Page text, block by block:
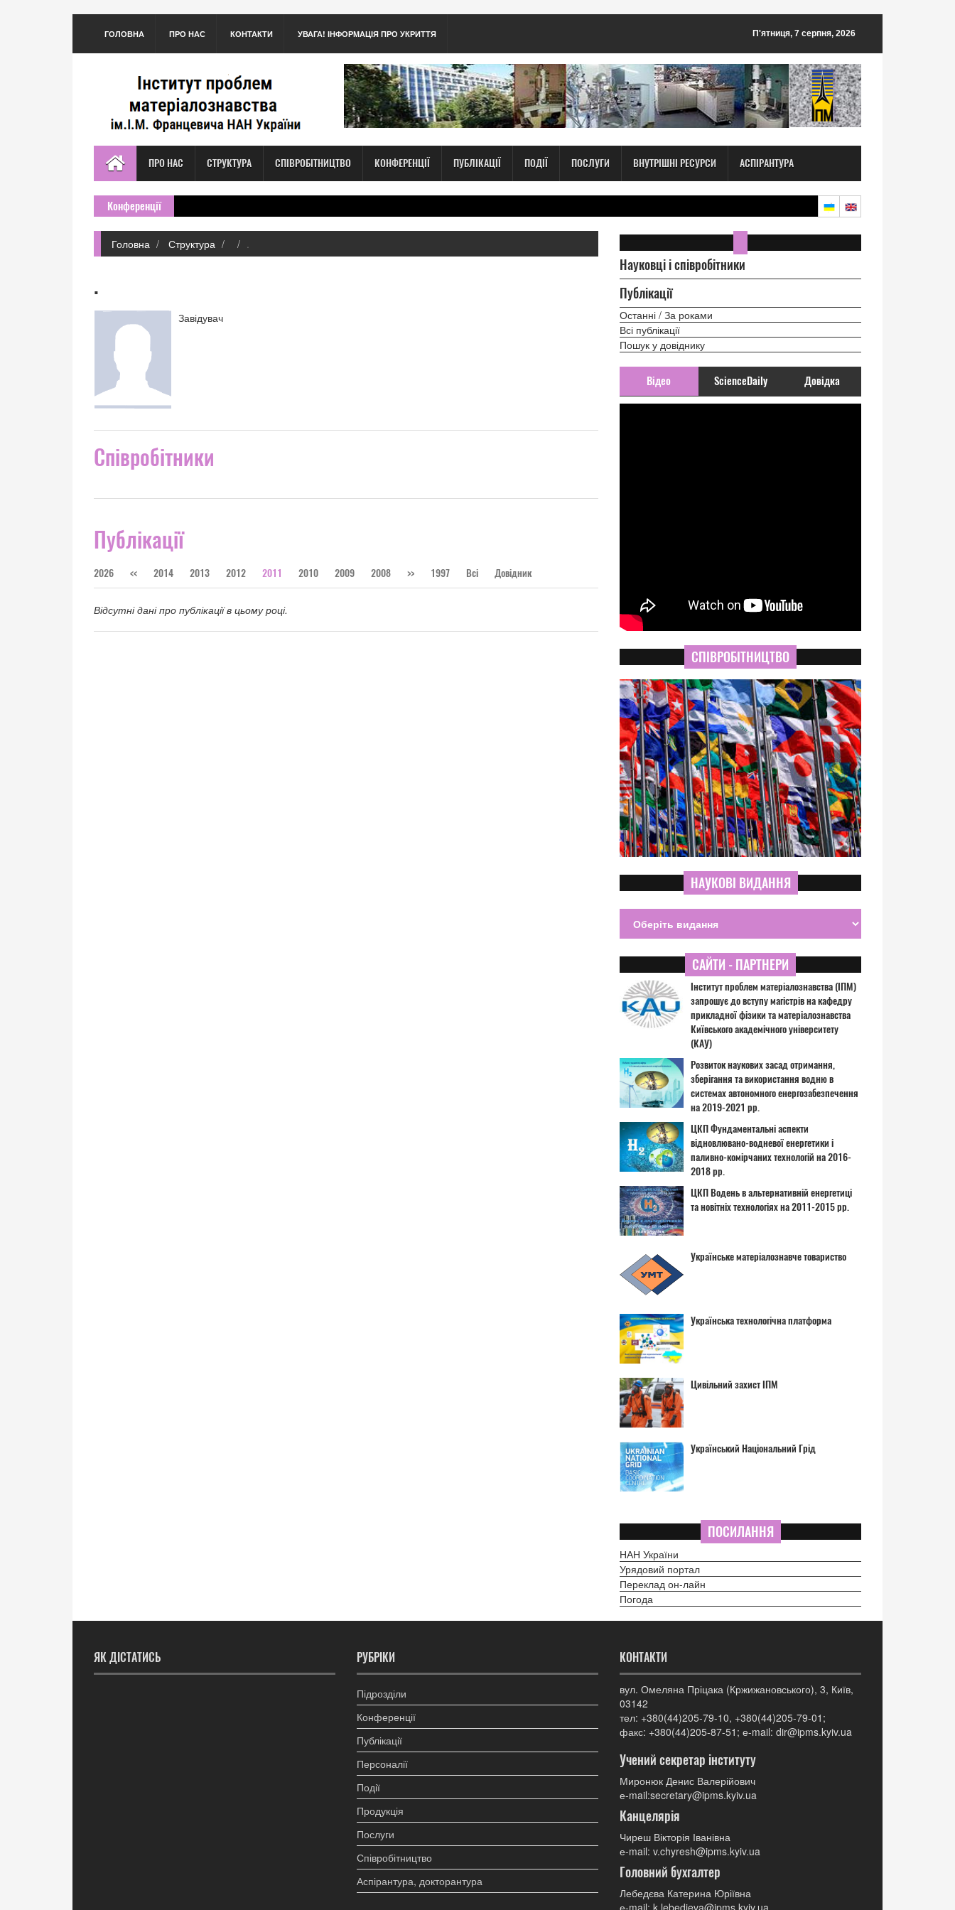
ГОЛОВНА ПРО НАС КОНТАКТИ УВАГА! ІНФОРМАЦІЯ ПРО УКРИТТЯ П'ятниця, 7 серпня, 2026
ПРО НАС СТРУКТУРА СПІВРОБІТНИЦТВО КОНФЕРЕНЦІЇ ПУБЛІКАЦІЇ ПОДІЇ ПОСЛУГИ ВНУТРІШНІ РЕСУРСИ АСПІРАНТУРА
Конференції
Головна Структура .
.
Завідувач
Співробітники
Публікації
2026 << 2014 2013 2012 2011 2010 2009 2008 >> 1997 Всі Довідник
Відсутні дані про публікації в цьому році.
Науковці і співробітники
Публікації
Останні / За роками
Всі публікації
Пошук у довіднику
Відео ScienceDaily Довідка
СПІВРОБІТНИЦТВО
НАУКОВІ ВИДАННЯ
САЙТИ - ПАРТНЕРИ
Інститут проблем матеріалознавства (ІПМ)
запрошує до вступу магістрів на кафедру
прикладної фізики та матеріалознавства
Київського академічного університету
(КАУ)
Розвиток наукових засад отримання,
зберігання та використання водню в
системах автономного енергозабезпечення
на 2019-2021 рр.
ЦКП Фундаментальні аспекти
відновлювано-водневої енергетики і
паливно-комірчаних технологій на 2016-
2018 рр.
ЦКП Водень в альтернативній енергетиці
та новітніх технологіях на 2011-2015 рр.
Українське матеріалознавче товариство
Українська технологічна платформа
Цивільний захист ІПМ
Український Національний Грід
ПОСИЛАННЯ
НАН України
Урядовий портал
Переклад он-лайн
Погода
ЯК ДІСТАТИСЬ РУБРІКИ
Підрозділи
Конференції
Публікації
Персоналії
Події
Продукція
Послуги
Співробітництво
Аспірантура, докторантура
КОНТАКТИ
вул. Омеляна Пріцака (Кржижановського), 3, Київ,
03142
тел: +380(44)205-79-10, +380(44)205-79-01;
факс: +380(44)205-87-51; е-mail: dir@ipms.kyiv.ua
Учений секретар інституту
Миронюк Денис Валерійович
е-mail:secretary@ipms.kyiv.ua
Канцелярія
Чиреш Вікторія Іванівна
е-mail: v.chyresh@ipms.kyiv.ua
Головний бухгалтер
Лебедєва Катерина Юріївна
е-mail: k.lebedieva@ipms.kyiv.ua